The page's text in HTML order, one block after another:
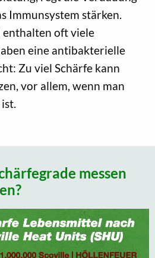
Immunsystem stärken.
enthalten oft viele
eine antibakterielle
Zu viel Schärfe kann
vor allem, wenn man
messen